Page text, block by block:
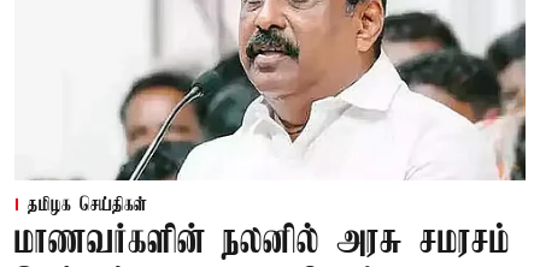
தமிழக செய்திகள்
மாணவர்களின் நலனில் அரசு சமரசம்